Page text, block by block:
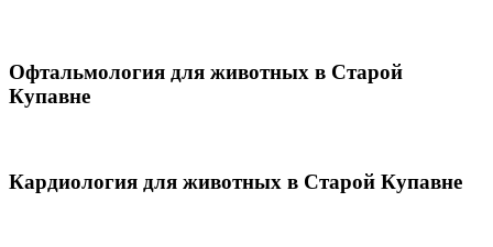
Офтальмология для животных в Старой
Купавне
Кардиология для животных в Старой Купавне